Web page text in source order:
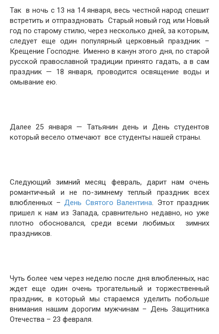
Так в ночь с 13 на 14 января, весь честной народ спешит
встретить и отпраздновать Старый новый год или Новый
год по старому стилю, через несколько дней, за которым,
следует еще один популярный церковный праздник –
Крещение Господне. Именно в канун этого дня, по старой
русской православной традиции принято гадать, а в сам
праздник — 18 января, проводится освящение воды и
омывание ею.
Далее 25 января — Татьянин день и День студентов
который весело отмечают все студенты нашей страны.
Следующий зимний месяц февраль, дарит нам очень
романтичный и не по-зимнему теплый праздник всех
влюбленных – День Святого Валентина . Этот праздник
пришел к нам из Запада, сравнительно недавно, но уже
плотно обосновался, среди всеми любимых зимних
праздников.
Чуть более чем через неделю после дня влюбленных, нас
ждет еще один очень трогательный и торжественный
праздник, в который мы стараемся уделить побольше
внимания нашим дорогим мужчинам – День Защитника
Отечества – 23 февраля.